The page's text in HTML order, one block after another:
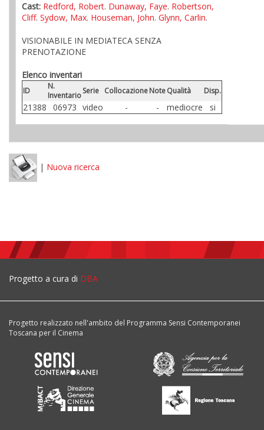
Cast: Redford, Robert. Dunaway, Faye. Robertson,
Cliff. Sydow, Max. Houseman, John. Glynn, Carlin.
VISIONABILE IN MEDIATECA SENZA
PRENOTAZIONE
Elenco inventari
ID
N.
InventarioSerie CollocazioneNoteQualità Disp.
21388 06973 video - - mediocre si
| Nuova ricerca
Progetto a cura di DBA
Progetto realizzato nell'ambito del Programma Sensi Contemporanei
Toscana per il Cinema